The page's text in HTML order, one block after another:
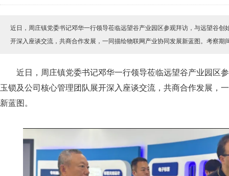
近日，周庄镇党委书记邓华一行领导莅临远望谷产业园区参观拜访，与远望谷创
开深入座谈交流，共商合作发展，一同描绘物联网产业协同发展新蓝图。考察期
近日，周庄镇党委书记邓华一行领导莅临远望谷产业园区
玉锁及公司核心管理团队展开深入座谈交流，共商合作发展，
新蓝图。